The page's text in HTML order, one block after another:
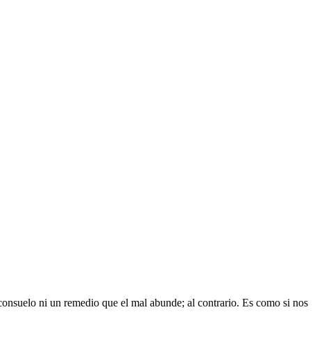
ni un remedio que el mal abunde; al contrario. Es como si nos